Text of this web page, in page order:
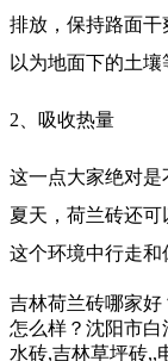
排放，保持路面
以为地面下的土壤
2、吸收热量
这一点大家绝对
夏天，荷兰砖还
这个环境中行走和
吉林荷兰砖哪家
怎么样？沈阳市
水砖,吉林草坪砖,,